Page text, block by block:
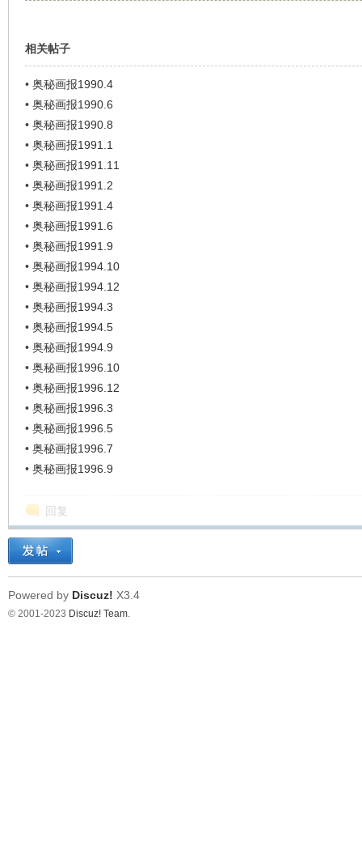
相关帖子
• 奥秘画报1990.4
• 奥秘画报1990.6
• 奥秘画报1990.8
• 奥秘画报1991.1
• 奥秘画报1991.11
• 奥秘画报1991.2
• 奥秘画报1991.4
• 奥秘画报1991.6
• 奥秘画报1991.9
• 奥秘画报1994.10
• 奥秘画报1994.12
• 奥秘画报1994.3
• 奥秘画报1994.5
• 奥秘画报1994.9
• 奥秘画报1996.10
• 奥秘画报1996.12
• 奥秘画报1996.3
• 奥秘画报1996.5
• 奥秘画报1996.7
• 奥秘画报1996.9
回复
Powered by Discuz! X3.4
© 2001-2023 Discuz! Team.